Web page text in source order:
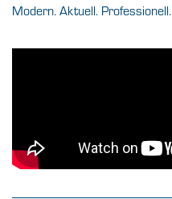
Modern. Aktuell. Professionell.